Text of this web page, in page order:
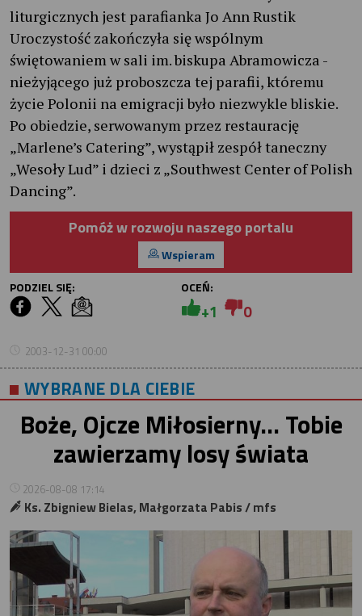
liturgicznych jest parafianka Jo Ann Rustik
Uroczystość zakończyła się wspólnym
świętowaniem w sali im. biskupa Abramowicza -
nieżyjącego już proboszcza tej parafii, któremu
życie Polonii na emigracji było niezwykle bliskie.
Po obiedzie, serwowanym przez restaurację
„Marlene’s Catering”, wystąpił zespół taneczny
„Wesoły Lud” i dzieci z „Southwest Center of Polish
Dancing”.
Pomóż w rozwoju naszego portalu
Wspieram
PODZIEL SIĘ:
OCEŃ:
+1 0
2003-12-31 00:00
WYBRANE DLA CIEBIE
Boże, Ojcze Miłosierny… Tobie
zawierzamy losy świata
2026-08-08 17:14
Ks. Zbigniew Bielas, Małgorzata Pabis / mfs